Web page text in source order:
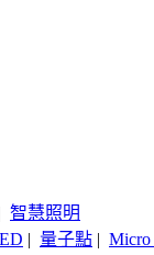
| 智慧照明
| 量子點 |